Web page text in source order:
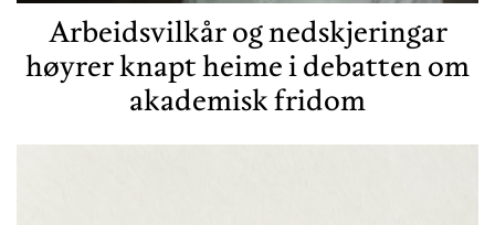
Arbeidsvilkår og nedskjeringar
høyrer knapt heime i debatten om
akademisk fridom